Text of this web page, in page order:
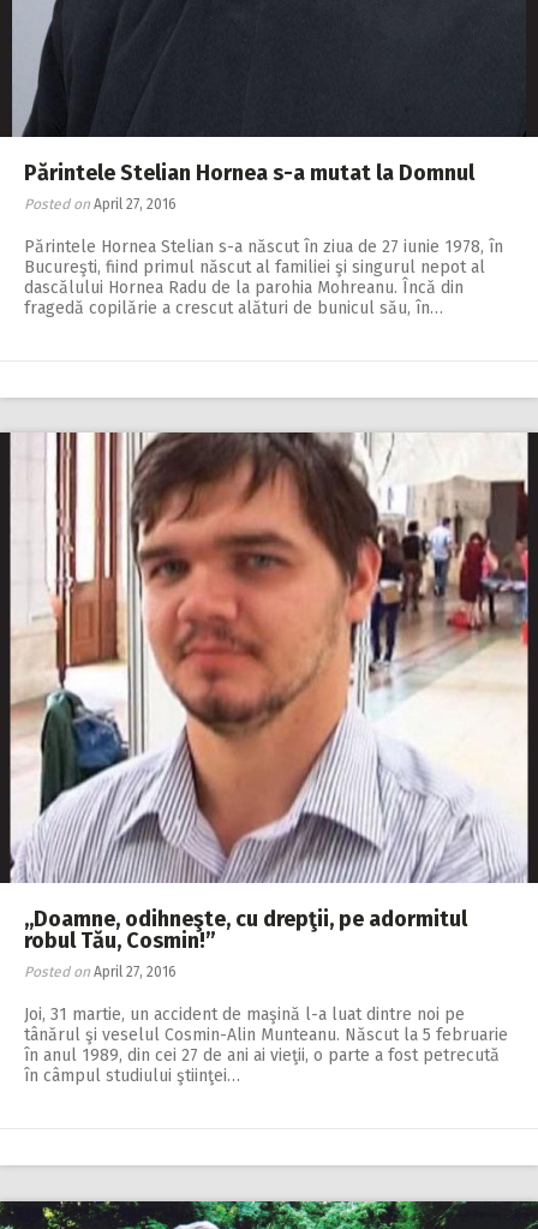
Părintele Stelian Hornea s-a mutat la Domnul
Posted on April 27, 2016
Părintele Hornea Stelian s-a născut în ziua de 27 iunie 1978, în
Bucureşti, fiind primul născut al familiei şi singurul nepot al
dascălului Hornea Radu de la parohia Mohreanu. Încă din
fragedă copilărie a crescut alături de bunicul său, în…
,,Doamne, odihneşte, cu drepţii, pe adormitul
robul Tău, Cosmin!”
Posted on April 27, 2016
Joi, 31 martie, un accident de maşină l-a luat dintre noi pe
tânărul şi veselul Cosmin-Alin Munteanu. Născut la 5 februarie
în anul 1989, din cei 27 de ani ai vieţii, o parte a fost petrecută
în câmpul studiului ştiinţei…